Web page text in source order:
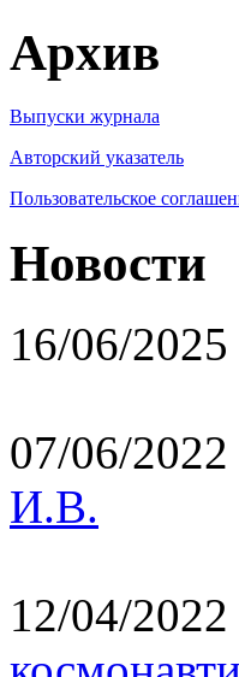
Архив
Выпуски журнала
Авторский указатель
Пользовательское
Новости
16/06/2025
07/06/2022
И.В.
12/04/2022